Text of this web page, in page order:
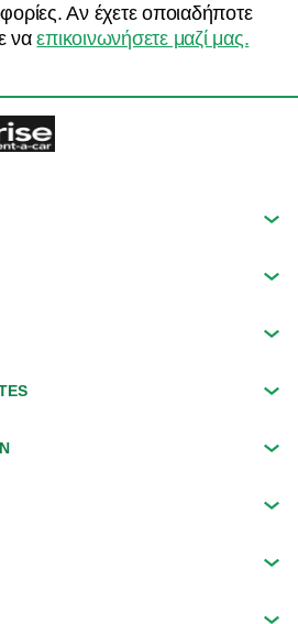
Αν έχετε οποιαδήποτε
ναεπικοινωνήσετε μαζί μας.